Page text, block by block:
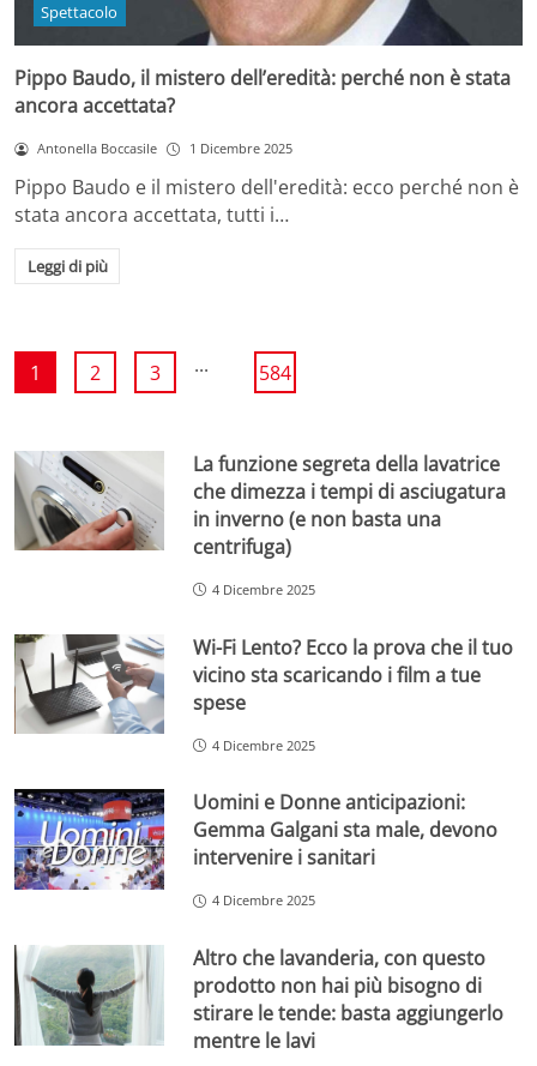
Spettacolo
Pippo Baudo, il mistero dell’eredità: perché non è stata
ancora accettata?
Antonella Boccasile 1 Dicembre 2025
Pippo Baudo e il mistero dell'eredità: ecco perché non è
stata ancora accettata, tutti i…
Leggi di più
1 2 3 ... 584
La funzione segreta della lavatrice
che dimezza i tempi di asciugatura
in inverno (e non basta una
centrifuga)
4 Dicembre 2025
Wi-Fi Lento? Ecco la prova che il tuo
vicino sta scaricando i film a tue
spese
4 Dicembre 2025
Uomini e Donne anticipazioni:
Gemma Galgani sta male, devono
intervenire i sanitari
4 Dicembre 2025
Altro che lavanderia, con questo
prodotto non hai più bisogno di
stirare le tende: basta aggiungerlo
mentre le lavi